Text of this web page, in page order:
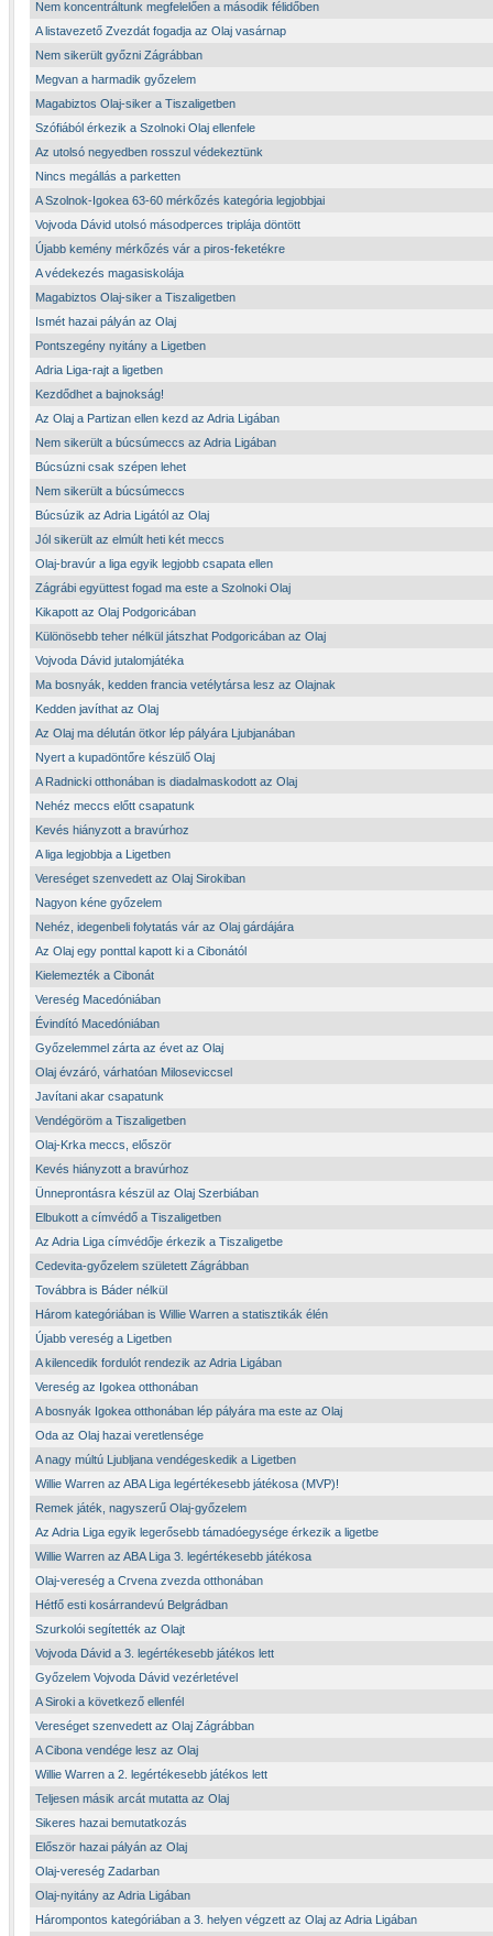
Nem koncentráltunk megfelelően a második félidőben
A listavezető Zvezdát fogadja az Olaj vasárnap
Nem sikerült győzni Zágrábban
Megvan a harmadik győzelem
Magabiztos Olaj-siker a Tiszaligetben
Szófiából érkezik a Szolnoki Olaj ellenfele
Az utolsó negyedben rosszul védekeztünk
Nincs megállás a parketten
A Szolnok-Igokea 63-60 mérkőzés kategória legjobbjai
Vojvoda Dávid utolsó másodperces triplája döntött
Újabb kemény mérkőzés vár a piros-feketékre
A védekezés magasiskolája
Magabiztos Olaj-siker a Tiszaligetben
Ismét hazai pályán az Olaj
Pontszegény nyitány a Ligetben
Adria Liga-rajt a ligetben
Kezdődhet a bajnokság!
Az Olaj a Partizan ellen kezd az Adria Ligában
Nem sikerült a búcsúmeccs az Adria Ligában
Búcsúzni csak szépen lehet
Nem sikerült a búcsúmeccs
Búcsúzik az Adria Ligától az Olaj
Jól sikerült az elmúlt heti két meccs
Olaj-bravúr a liga egyik legjobb csapata ellen
Zágrábi együttest fogad ma este a Szolnoki Olaj
Kikapott az Olaj Podgoricában
Különösebb teher nélkül játszhat Podgoricában az Olaj
Vojvoda Dávid jutalomjátéka
Ma bosnyák, kedden francia vetélytársa lesz az Olajnak
Kedden javíthat az Olaj
Az Olaj ma délután ötkor lép pályára Ljubjanában
Nyert a kupadöntőre készülő Olaj
A Radnicki otthonában is diadalmaskodott az Olaj
Nehéz meccs előtt csapatunk
Kevés hiányzott a bravúrhoz
A liga legjobbja a Ligetben
Vereséget szenvedett az Olaj Sirokiban
Nagyon kéne győzelem
Nehéz, idegenbeli folytatás vár az Olaj gárdájára
Az Olaj egy ponttal kapott ki a Cibonától
Kielemezték a Cibonát
Vereség Macedóniában
Évindító Macedóniában
Győzelemmel zárta az évet az Olaj
Olaj évzáró, várhatóan Miloseviccsel
Javítani akar csapatunk
Vendégöröm a Tiszaligetben
Olaj-Krka meccs, először
Kevés hiányzott a bravúrhoz
Ünneprontásra készül az Olaj Szerbiában
Elbukott a címvédő a Tiszaligetben
Az Adria Liga címvédője érkezik a Tiszaligetbe
Cedevita-győzelem született Zágrábban
Továbbra is Báder nélkül
Három kategóriában is Willie Warren a statisztikák élén
Újabb vereség a Ligetben
A kilencedik fordulót rendezik az Adria Ligában
Vereség az Igokea otthonában
A bosnyák Igokea otthonában lép pályára ma este az Olaj
Oda az Olaj hazai veretlensége
A nagy múltú Ljubljana vendégeskedik a Ligetben
Willie Warren az ABA Liga legértékesebb játékosa (MVP)!
Remek játék, nagyszerű Olaj-győzelem
Az Adria Liga egyik legerősebb támadóegysége érkezik a ligetbe
Willie Warren az ABA Liga 3. legértékesebb játékosa
Olaj-vereség a Crvena zvezda otthonában
Hétfő esti kosárrandevú Belgrádban
Szurkolói segítették az Olajt
Vojvoda Dávid a 3. legértékesebb játékos lett
Győzelem Vojvoda Dávid vezérletével
A Siroki a következő ellenfél
Vereséget szenvedett az Olaj Zágrábban
A Cibona vendége lesz az Olaj
Willie Warren a 2. legértékesebb játékos lett
Teljesen másik arcát mutatta az Olaj
Sikeres hazai bemutatkozás
Először hazai pályán az Olaj
Olaj-vereség Zadarban
Olaj-nyitány az Adria Ligában
Hárompontos kategóriában a 3. helyen végzett az Olaj az Adria Ligában